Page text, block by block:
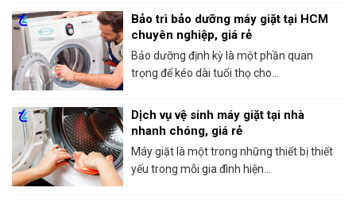
Bảo trì bảo dưỡng máy giặt tại HCM
chuyên nghiệp, giá rẻ
Bảo dưỡng định kỳ là một phần quan
trọng để kéo dài tuổi thọ cho...
Dịch vụ vệ sinh máy giặt tại nhà
nhanh chóng, giá rẻ
Máy giặt là một trong những thiết bị thiết
yếu trong mỗi gia đình hiện...